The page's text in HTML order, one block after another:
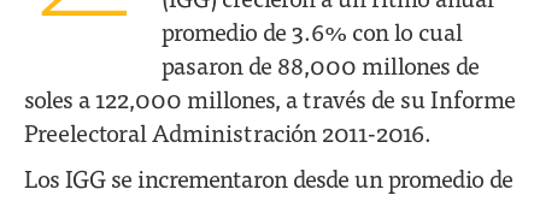
promedio de 3.6% con lo cual
pasaron de 88,000 millones de
soles a 122,000 millones, a través de su Informe
Preelectoral Administración 2011-2016.
Los IGG se incrementaron desde un promedio de